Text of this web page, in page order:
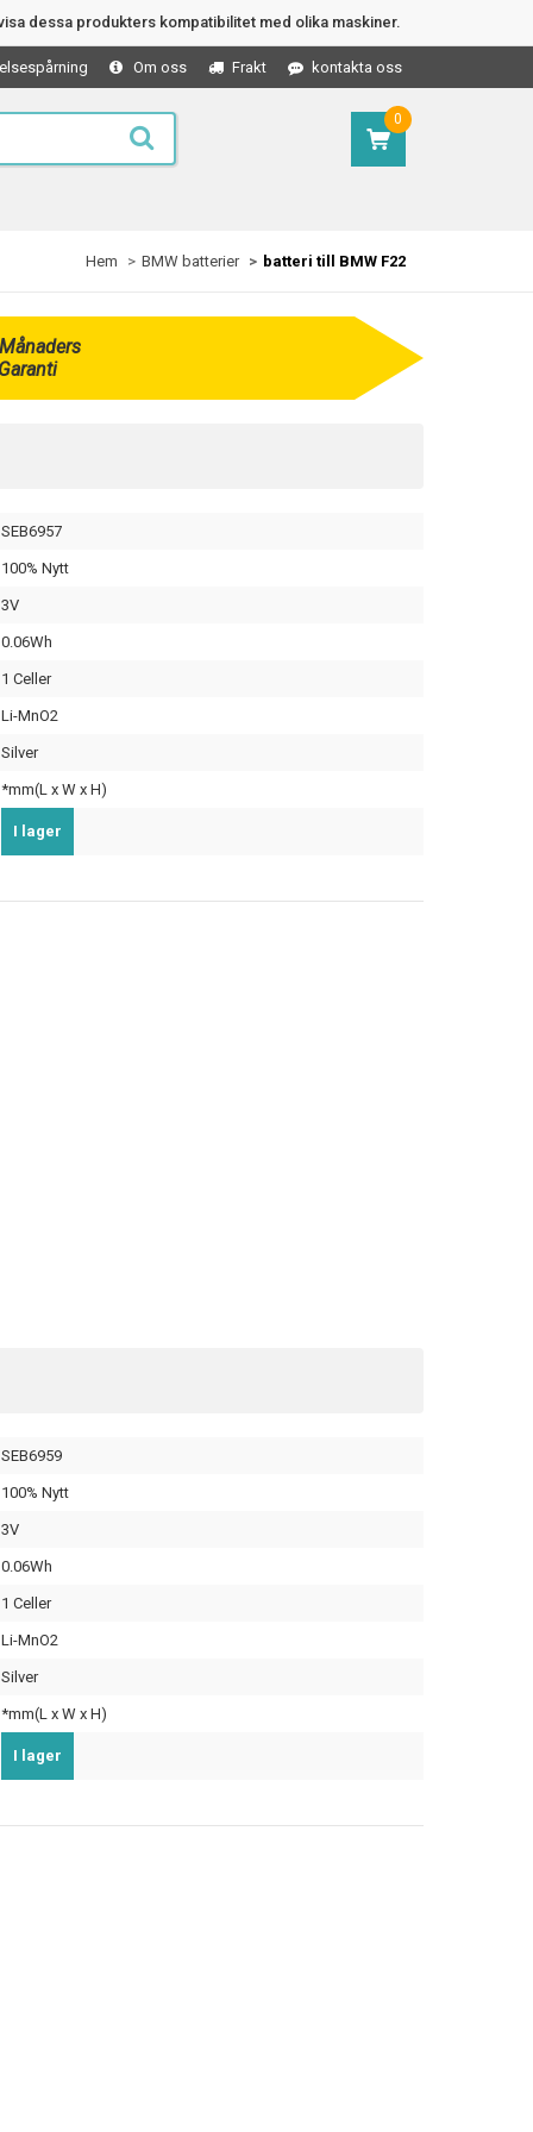
dessa produkters kompatibilitet med olika maskiner.
kontakta oss
Frakt
Om oss
0
Hem BMW batterier batteri till BMW F22
SEB6957
100% Nytt
3V
0.06Wh
1 Celler
Li-MnO2
Silver
*mm(L x W x H)
I lager
SEB6959
100% Nytt
3V
0.06Wh
1 Celler
Li-MnO2
Silver
*mm(L x W x H)
I lager